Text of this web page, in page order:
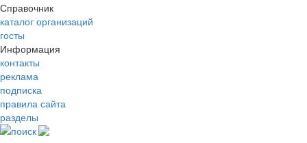
Справочник
каталог организаций
госты
Информация
контакты
реклама
подписка
правила сайта
разделы
поиск